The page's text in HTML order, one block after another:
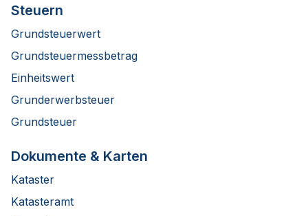
Steuern
Grundsteuerwert
Grundsteuermessbetrag
Einheitswert
Grunderwerbsteuer
Grundsteuer
Dokumente & Karten
Kataster
Katasteramt